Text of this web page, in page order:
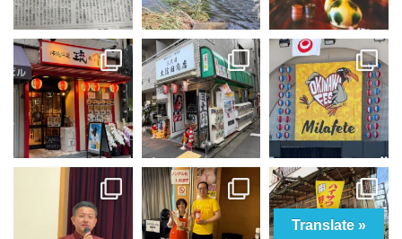
Translate »